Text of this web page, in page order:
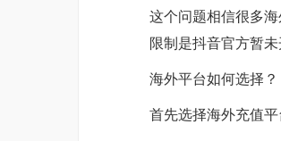
这个问题相信很多
限制是抖音官方暂
海外平台如何选择？
首先选择海外充值平